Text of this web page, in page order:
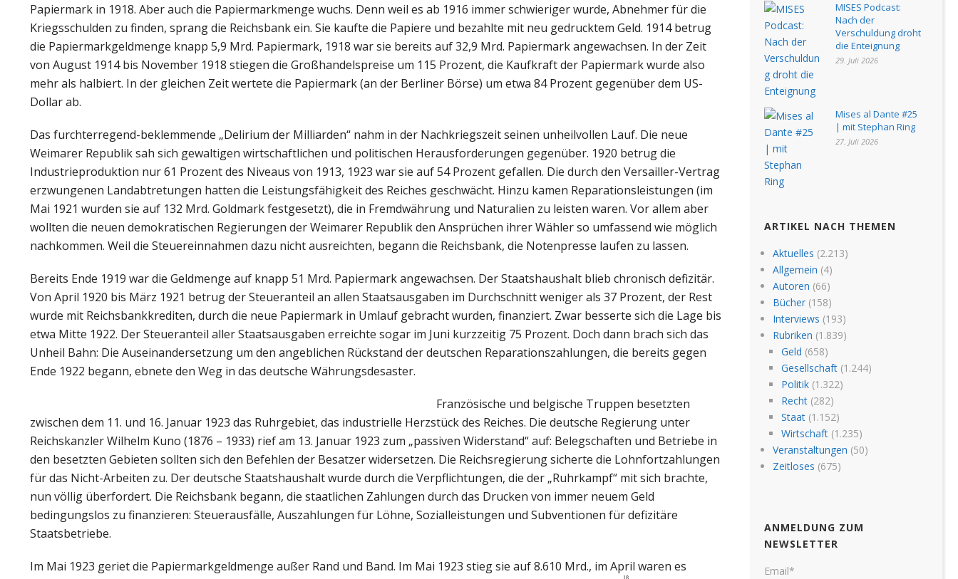
Papiermark in 1918. Aber auch die Papiermarkmenge wuchs. Denn weil es ab 1916 immer schwieriger wurde, Abnehmer für die
Kriegsschulden zu finden, sprang die Reichsbank ein. Sie kaufte die Papiere und bezahlte mit neu gedrucktem Geld. 1914 betrug
die Papiermarkgeldmenge knapp 5,9 Mrd. Papiermark, 1918 war sie bereits auf 32,9 Mrd. Papiermark angewachsen. In der Zeit
von August 1914 bis November 1918 stiegen die Großhandelspreise um 115 Prozent, die Kaufkraft der Papiermark wurde also
mehr als halbiert. In der gleichen Zeit wertete die Papiermark (an der Berliner Börse) um etwa 84 Prozent gegenüber dem US-
Dollar ab.
Das furchterregend-beklemmende „Delirium der Milliarden“ nahm in der Nachkriegszeit seinen unheilvollen Lauf. Die neue
Weimarer Republik sah sich gewaltigen wirtschaftlichen und politischen Herausforderungen gegenüber. 1920 betrug die
Industrieproduktion nur 61 Prozent des Niveaus von 1913, 1923 war sie auf 54 Prozent gefallen. Die durch den Versailler-Vertrag
erzwungenen Landabtretungen hatten die Leistungsfähigkeit des Reiches geschwächt. Hinzu kamen Reparationsleistungen (im
Mai 1921 wurden sie auf 132 Mrd. Goldmark festgesetzt), die in Fremdwährung und Naturalien zu leisten waren. Vor allem aber
wollten die neuen demokratischen Regierungen der Weimarer Republik den Ansprüchen ihrer Wähler so umfassend wie möglich
nachkommen. Weil die Steuereinnahmen dazu nicht ausreichten, begann die Reichsbank, die Notenpresse laufen zu lassen.
Bereits Ende 1919 war die Geldmenge auf knapp 51 Mrd. Papiermark angewachsen. Der Staatshaushalt blieb chronisch defizitär.
Von April 1920 bis März 1921 betrug der Steueranteil an allen Staatsausgaben im Durchschnitt weniger als 37 Prozent, der Rest
wurde mit Reichsbankkrediten, durch die neue Papiermark in Umlauf gebracht wurden, finanziert. Zwar besserte sich die Lage bis
etwa Mitte 1922. Der Steueranteil aller Staatsausgaben erreichte sogar im Juni kurzzeitig 75 Prozent. Doch dann brach sich das
Unheil Bahn: Die Auseinandersetzung um den angeblichen Rückstand der deutschen Reparationszahlungen, die bereits gegen
Ende 1922 begann, ebnete den Weg in das deutsche Währungsdesaster.
Französische und belgische Truppen besetzten
zwischen dem 11. und 16. Januar 1923 das Ruhrgebiet, das industrielle Herzstück des Reiches. Die deutsche Regierung unter
Reichskanzler Wilhelm Kuno (1876 – 1933) rief am 13. Januar 1923 zum „passiven Widerstand“ auf: Belegschaften und Betriebe in
den besetzten Gebieten sollten sich den Befehlen der Besatzer widersetzen. Die Reichsregierung sicherte die Lohnfortzahlungen
für das Nicht-Arbeiten zu. Der deutsche Staatshaushalt wurde durch die Verpflichtungen, die der „Ruhrkampf“ mit sich brachte,
nun völlig überfordert. Die Reichsbank begann, die staatlichen Zahlungen durch das Drucken von immer neuem Geld
bedingungslos zu finanzieren: Steuerausfälle, Auszahlungen für Löhne, Sozialleistungen und Subventionen für defizitäre
Staatsbetriebe.
Im Mai 1923 geriet die Papiermarkgeldmenge außer Rand und Band. Im Mai 1923 stieg sie auf 8.610 Mrd., im April waren es
18
MISES Podcast:
Nach der
Verschuldung droht
die Enteignung
29. Juli 2026
Mises al Dante #25
| mit Stephan Ring
27. Juli 2026
ARTIKEL NACH THEMEN
Aktuelles (2.213)
Allgemein (4)
Autoren (66)
Bücher(158)
Interviews (193)
Rubriken (1.839)
Geld (658)
Gesellschaft(1.244)
Politik(1.322)
Recht(282)
Staat(1.152)
Wirtschaft(1.235)
Veranstaltungen (50)
Zeitloses (675)
ANMELDUNG ZUM
NEWSLETTER
Email*